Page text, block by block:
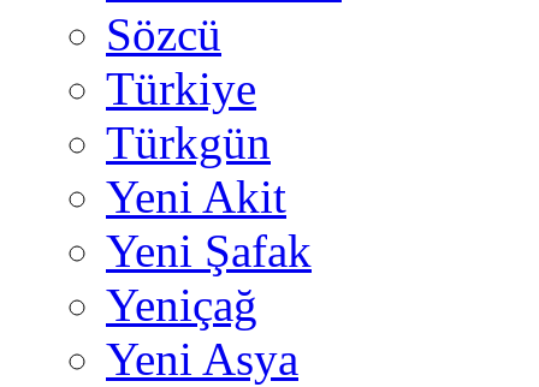
Sözcü
Türkiye
Türkgün
Yeni Akit
Yeni Şafak
Yeniçağ
Yeni Asya